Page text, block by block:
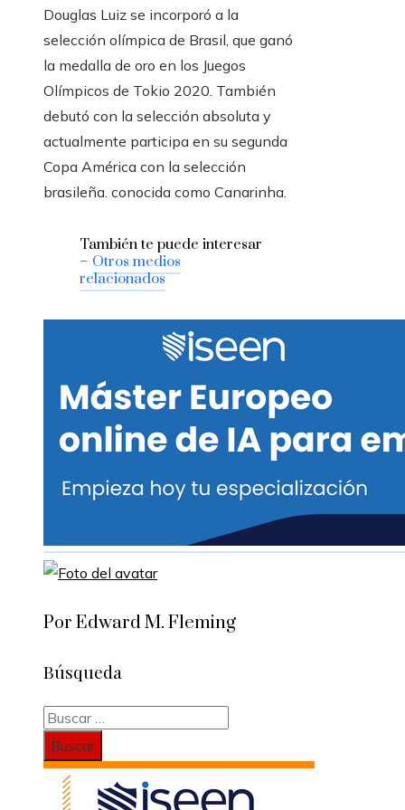
Douglas Luiz se incorporó a la
selección olímpica de Brasil, que ganó
la medalla de oro en los Juegos
Olímpicos de Tokio 2020. También
debutó con la selección absoluta y
actualmente participa en su segunda
Copa América con la selección
brasileña. conocida como Canarinha.
También te puede interesar
– Otros medios
relacionados
Por Edward M. Fleming
Búsqueda
Buscar: